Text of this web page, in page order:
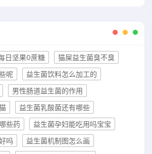
日坚果0蔗糖
猫屎益生菌臭不臭
呢
益生菌饮料怎么加工的
男性肠道益生菌的作用
益生菌乳酸菌还有哪些
些药
益生菌孕妇能吃用吗宝宝
吗
益生菌机制图怎么画